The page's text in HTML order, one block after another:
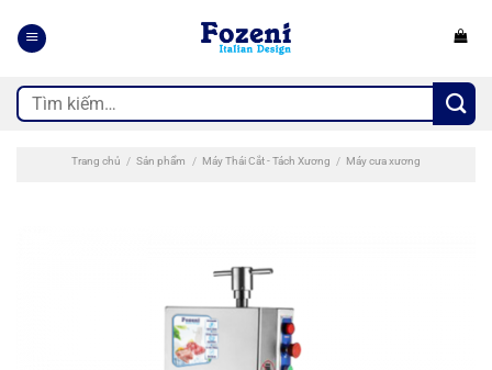
qua
Tìm
kiếm:
Trang chủ / Sản phẩm / Máy Thái Cắt - Tách Xương / Máy cưa xương